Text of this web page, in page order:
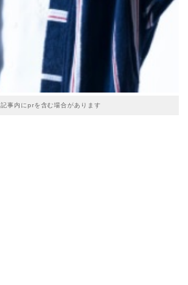
記事内にprを含む場合があります